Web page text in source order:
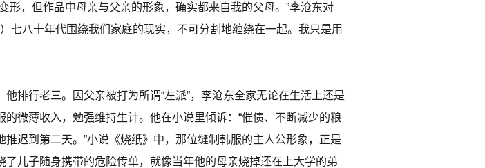
形，但作品中母亲与父亲的形象，确实都来自我的父母。”李沧东对
七八十年代围绕我们家庭的现实，不可分割地缠绕在一起。我只是用
排行老三。因父亲被打为所谓“左派”，李沧东全家无论在生活上还是
微薄收入，勉强维持生计。他在小说里倾诉：“催债、不断减少的粮
迟到第二天。”小说《烧纸》中，那位缝制韩服的主人公形象，正是
儿子随身携带的危险传单，就像当年他的母亲烧掉还在上大学的弟